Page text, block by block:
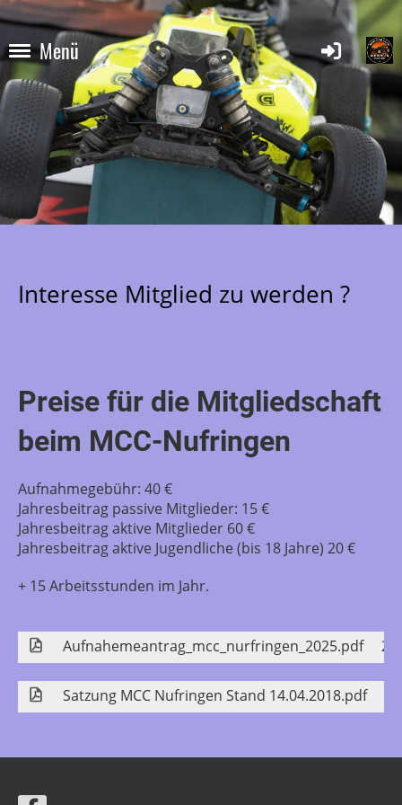
Menü
Interesse Mitglied zu werden ?
Preise für die Mitgliedschaft
beim MCC-Nufringen
Aufnahmegebühr: 40 €
Jahresbeitrag passive Mitglieder: 15 €
Jahresbeitrag aktive Mitglieder 60 €
Jahresbeitrag aktive Jugendliche (bis 18 Jahre) 20 €
+ 15 Arbeitsstunden im Jahr.
Aufnahemeantrag_mcc_nurfringen_2025.pdf
Satzung MCC Nufringen Stand 14.04.2018.pdf